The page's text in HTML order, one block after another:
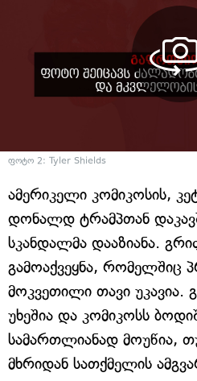
ფოტო 2: Tyler Shields
ამერიკელი კომიკოსის,
დონალდ ტრამპთან
სკანდალმა დააზიანა.
გამოაქვეყნა, რომელშიც
მოკვეთილი თავი უკავია.
უხეშია და კომიკოსს
სამართლიანად მოუწია,
მხრიდან სათქმელის